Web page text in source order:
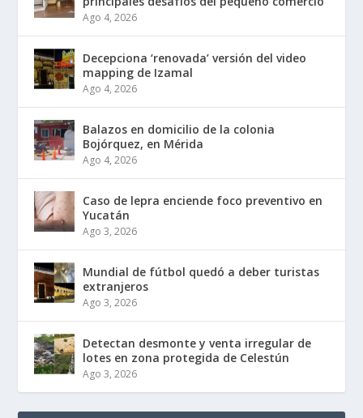
Ago 4, 2026
Decepciona ‘renovada’ versión del video
mapping de Izamal
Ago 4, 2026
Balazos en domicilio de la colonia
Bojórquez, en Mérida
Ago 4, 2026
Caso de lepra enciende foco preventivo en
Yucatán
Ago 3, 2026
Mundial de fútbol quedó a deber turistas
extranjeros
Ago 3, 2026
Detectan desmonte y venta irregular de
lotes en zona protegida de Celestún
Ago 3, 2026